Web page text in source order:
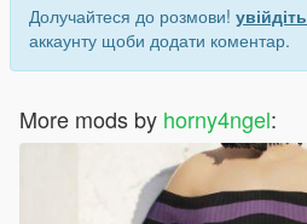
Долучайтеся до розмови! увійдіть
аккаунту щоби додати коментар.
More mods by horny4ngel: